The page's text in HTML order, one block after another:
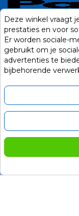
Deze winkel vraagt
prestaties en voor
Er worden sociale-
gebruikt om je
advertenties te
bijbehorende